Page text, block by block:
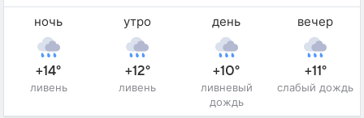
ночь
+14°
ливень
утро
+12°
ливень
день
+10°
ливневый
дождь
вечер
+11°
слабый дождь